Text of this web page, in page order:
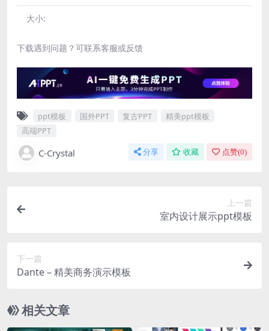
大小:
下载遇到问题？可联系客服或反馈
ppt模板 国外PPT 复古PPT
精美ppt模板
高端PPT
C-Crystal 分享 收藏 点赞(0)
上一篇
室内设计展示ppt模板
下一篇
Dante – 精美商务演示模板
相关文章